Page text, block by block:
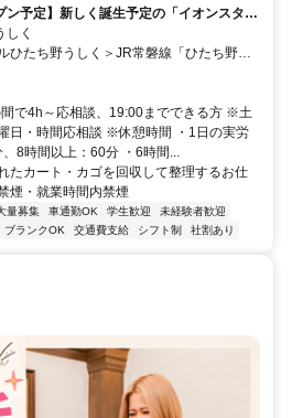
予定】新しく誕生予定の「イオンスタイ
収スタッフの募集です。選考会を開催し
しく
ひたち野うしく＞JR常磐線「ひたち野う
で4h～応相談、19:00までできる方 ※土
日・時間応相談 ※休憩時間 ・1日の実労
8時間以上：60分 ・6時間...
たカート・カゴを回収して整理するお仕
煙・就業時間内禁煙
量募集 車通勤OK 学生歓迎
未経験者歓迎
ブランクOK 交通費支給 シフト制 社割あり